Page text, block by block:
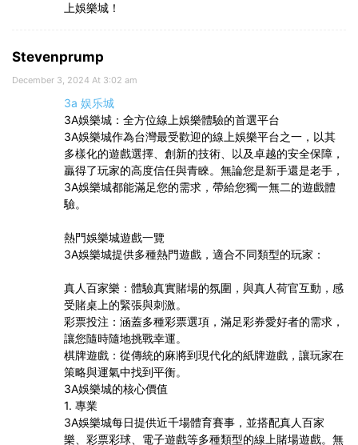
上娛樂城！
Stevenprump
December 3, 2024 At 3:02 am
3a 娱乐城
3A娛樂城：全方位線上娛樂體驗的首選平台
3A娛樂城作為台灣最受歡迎的線上娛樂平台之一，以其
多樣化的遊戲選擇、創新的技術、以及卓越的安全保障，
贏得了玩家的高度信任與青睞。無論您是新手還是老手，
3A娛樂城都能滿足您的需求，帶給您獨一無二的遊戲體
驗。
熱門娛樂城遊戲一覽
3A娛樂城提供多種熱門遊戲，適合不同類型的玩家：
真人百家樂：體驗真實賭場的氛圍，與真人荷官互動，感
受賭桌上的緊張與刺激。
彩票投注：涵蓋多種彩票選項，滿足彩券愛好者的需求，
讓您隨時隨地挑戰幸運。
棋牌遊戲：從傳統的麻將到現代化的紙牌遊戲，讓玩家在
策略與運氣中找到平衡。
3A娛樂城的核心價值
1. 專業
3A娛樂城每日提供近千場體育賽事，並搭配真人百家
樂、彩票彩球、電子遊戲等多種類型的線上賭場遊戲。無